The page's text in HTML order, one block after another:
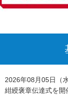
2026年08月05日（水
紺綬褒章伝達式を開